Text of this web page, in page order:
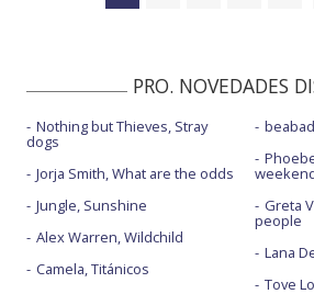
PRO. NOVEDADES
Nothing but Thieves, Stray
dogs
Jorja Smith, What are the odds
Jungle, Sunshine
Alex Warren, Wildchild
Camela, Titánicos
Greta
people
Lana
Tove